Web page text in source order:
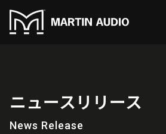
ニュースリリース
News Release